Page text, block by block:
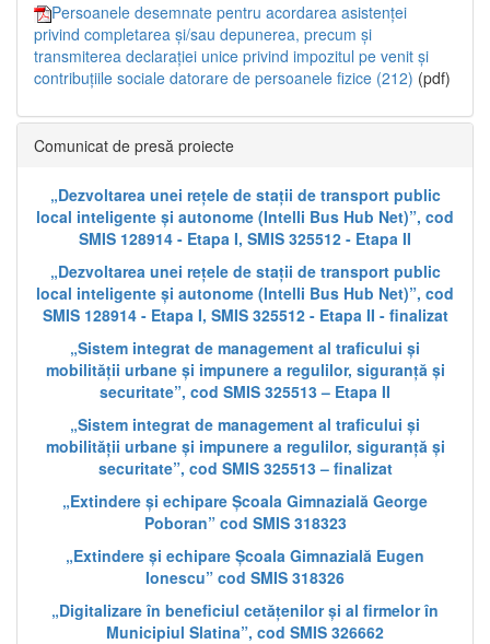
Persoanele desemnate pentru acordarea asistenței
privind completarea și/sau depunerea, precum și
transmiterea declarației unice privind impozitul pe venit și
contribuțiile sociale datorare de persoanele fizice (212) (pdf)
Comunicat de presă proiecte
„Dezvoltarea unei rețele de stații de transport public
local inteligente și autonome (Intelli Bus Hub Net)”, cod
SMIS 128914 - Etapa I, SMIS 325512 - Etapa II
„Dezvoltarea unei rețele de stații de transport public
local inteligente și autonome (Intelli Bus Hub Net)”, cod
SMIS 128914 - Etapa I, SMIS 325512 - Etapa II - finalizat
„Sistem integrat de management al traficului și
mobilității urbane și impunere a regulilor, siguranță și
securitate”, cod SMIS 325513 – Etapa II
„Sistem integrat de management al traficului și
mobilității urbane și impunere a regulilor, siguranță și
securitate”, cod SMIS 325513 – finalizat
„Extindere și echipare Școala Gimnazială George
Poboran” cod SMIS 318323
„Extindere și echipare Școala Gimnazială Eugen
Ionescu” cod SMIS 318326
„Digitalizare în beneficiul cetățenilor și al firmelor în
Municipiul Slatina”, cod SMIS 326662